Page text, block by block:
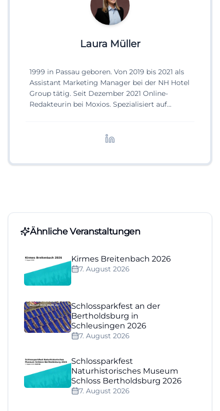
Laura Müller
1999 in Passau geboren. Von 2019 bis 2021 als
Assistant Marketing Manager bei der NH Hotel
Group tätig. Seit Dezember 2021 Online-
Redakteurin bei Moxios. Spezialisiert auf
Ähnliche Veranstaltungen
Kirmes Breitenbach 2026
7. August 2026
Schlossparkfest an der
Bertholdsburg in
Schleusingen 2026
7. August 2026
Schlossparkfest
Naturhistorisches Museum
Schloss Bertholdsburg 2026
7. August 2026